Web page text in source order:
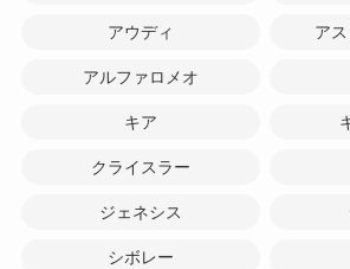
アウディ ア
アルファロメオ
キア
クライスラー
ジェネシス
シボレー